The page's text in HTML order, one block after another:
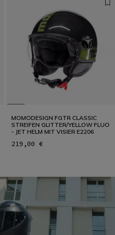
MOMODESIGN FGTR CLASSIC
STREIFEN GLITTER/YELLOW FLUO
- JET HELM MIT VISIER E2206
219,00 €